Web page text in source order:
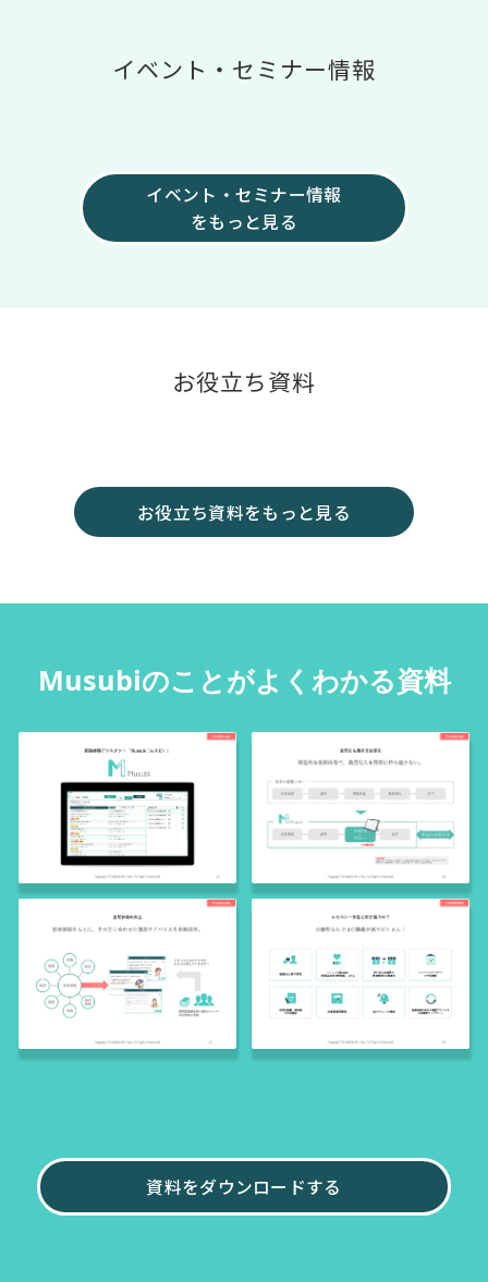
イベント・セミナー情報
イベント・セミナー情報
をもっと見る
お役立ち資料
お役立ち資料をもっと見る
Musubiのことがよくわかる資料
資料をダウンロードする